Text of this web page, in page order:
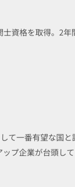
資格を取得。2年
て一番有望な国と
プ企業が台頭し